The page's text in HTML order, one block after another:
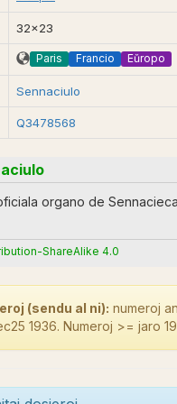
kelka tempo prizorgis la
milito de jan. 1946 ĝis dec.
Lernanto». Dua serio: En
la XIII-a SAT-Kongreso.*
Supplement á n-ro 762, n-
Reinhard Haupenthal. Ie en
32x23
Paris Francio Eŭropo
Sennaciulo
Q3478568
organo de
ShareAlike 4.0
(sendu al ni): numeroj
1936. Numeroj >= jaro